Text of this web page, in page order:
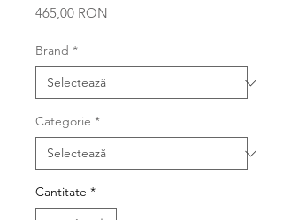
465,00 RON
Brand *
Categorie *
Cantitate *